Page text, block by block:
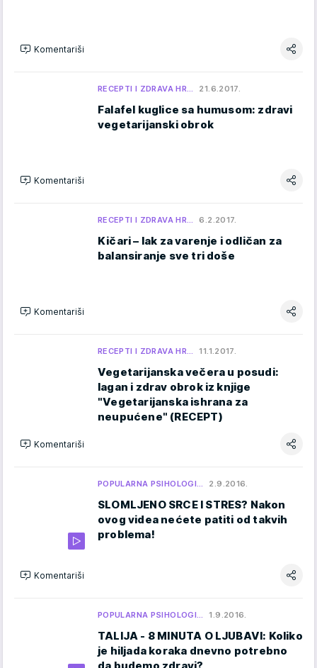
Komentariši
RECEPTI I ZDRAVA HR… 21.6.2017.
Falafel kuglice sa humusom: zdravi
vegetarijanski obrok
Komentariši
RECEPTI I ZDRAVA HR… 6.2.2017.
Kičari – lak za varenje i odličan za
balansiranje sve tri doše
Komentariši
RECEPTI I ZDRAVA HR… 11.1.2017.
Vegetarijanska večera u posudi:
lagan i zdrav obrok iz knjige
"Vegetarijanska ishrana za
neupućene" (RECEPT)
Komentariši
POPULARNA PSIHOLOGI… 2.9.2016.
SLOMLJENO SRCE I STRES? Nakon
ovog videa nećete patiti od takvih
problema!
Komentariši
POPULARNA PSIHOLOGI… 1.9.2016.
TALIJA - 8 MINUTA O LJUBAVI: Koliko
je hiljada koraka dnevno potrebno